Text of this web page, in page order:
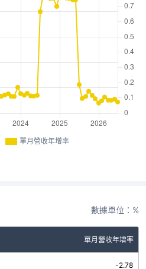
單月營收年增率
數據單位：%
單月營收年增率
-2.78